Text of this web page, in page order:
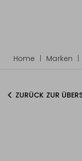
Home Marken
ZURÜCK ZUR